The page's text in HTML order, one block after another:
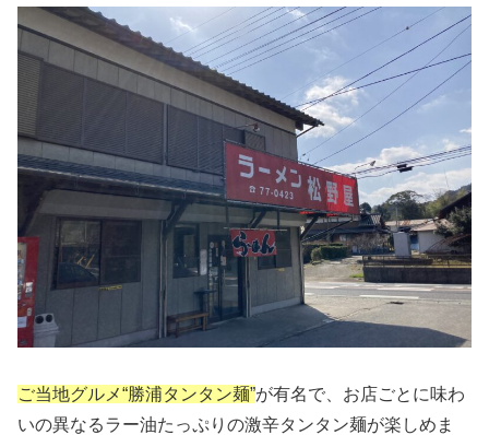
ご当地グルメ“勝浦タンタン麺”が有名で、お店ごとに味わ
いの異なるラー油たっぷりの激辛タンタン麺が楽しめま